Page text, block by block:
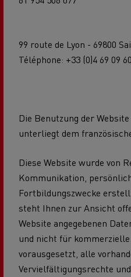
99 route de Lyon - 69800
Téléphone: +33 (0)4 69 09
Die Benutzung der
unterliegt dem
Diese Website wurde von
Kommunikation,
Fortbildungszwecke
steht Ihnen zur Ansicht
Website angegebenen
und nicht für
vorausgesetzt, alle
Vervielfältigungsrechte